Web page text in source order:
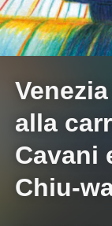
alla
Cavani
Chiu-